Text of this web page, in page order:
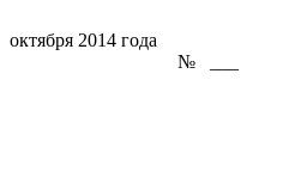
октября
№ ___